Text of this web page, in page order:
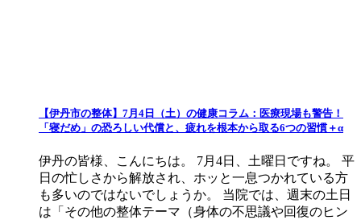
【伊丹市の整体】7月4日（土）の健康コラム：医療現場も警告！
「寝だめ」の恐ろしい代償と、疲れを根本から取る6つの習慣＋α
伊丹の皆様、こんにちは。 7月4日、土曜日ですね。 平
日の忙しさから解放され、ホッと一息つかれている方
も多いのではないでしょうか。 当院では、週末の土日
は「その他の整体テーマ（身体の不思議や回復のヒン